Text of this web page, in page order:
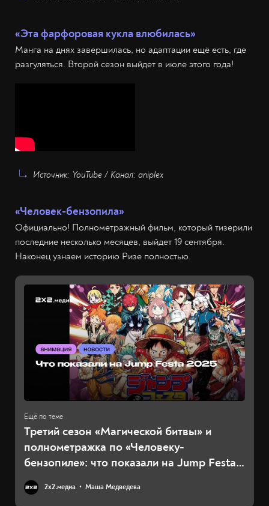
«Эта фарфоровая кукла влюбилась»
Манга на днях завершилась, но адаптации ещё есть, где
разгуляться. Второй сезон выйдет в июле этого года!
Источник: YouTube / Канал: aniplex
«Человек-бензопила»
Официально! Полнометражный фильм, который тизерили
последние несколько месяцев, выйдет 19 сентября.
Наконец узнаем историю Ризе полностью.
Третий сезон «Магической битвы» и
полнометражка по «Человеку-
бензопиле»: что показали на Jump Festa
2025
2х2.медиа Маша Медведева